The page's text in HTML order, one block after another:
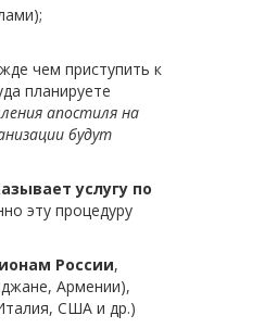
чем приступить к
планируете
апостиля на
будут
услугу по
эту процедуру
России,
Армении),
США и др.)